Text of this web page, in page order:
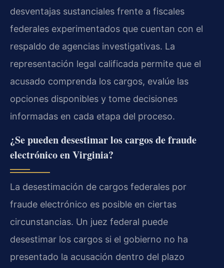
desventajas sustanciales frente a fiscales
federales experimentados que cuentan con el
respaldo de agencias investigativas. La
representación legal calificada permite que el
acusado comprenda los cargos, evalúe las
opciones disponibles y tome decisiones
informadas en cada etapa del proceso.
¿Se pueden desestimar los cargos de fraude
electrónico en Virginia?
La desestimación de cargos federales por
fraude electrónico es posible en ciertas
circunstancias. Un juez federal puede
desestimar los cargos si el gobierno no ha
presentado la acusación dentro del plazo